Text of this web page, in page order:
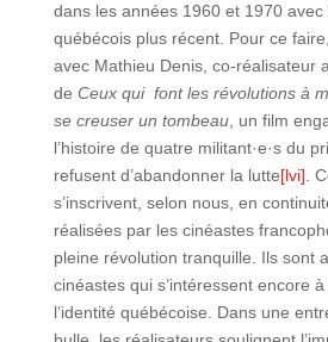
dans les années 1960 et 1970 avec
québécois plus récent. Pour ce
avec Mathieu Denis, co-réalisateur
de Ceux qui font les révolutions à
se creuser un tombeau, un film
l’histoire de quatre militant·e·s du
refusent d’abandonner la lutte[lvi].
s’inscrivent, selon nous, en
réalisées par les cinéastes
pleine révolution tranquille. Ils sont
cinéastes qui s’intéressent encore
l’identité québécoise. Dans une